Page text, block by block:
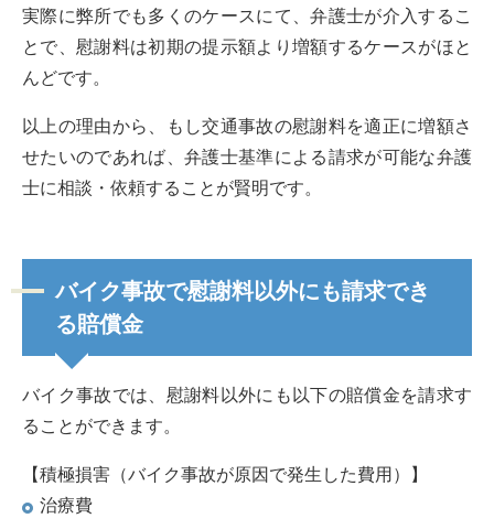
実際に弊所でも多くのケースにて、弁護士が介入するこ
とで、慰謝料は初期の提示額より増額するケースがほと
んどです。
以上の理由から、もし交通事故の慰謝料を適正に増額さ
せたいのであれば、弁護士基準による請求が可能な弁護
士に相談・依頼することが賢明です。
バイク事故で慰謝料以外にも請求でき
る賠償金
バイク事故では、慰謝料以外にも以下の賠償金を請求す
ることができます。
【積極損害（バイク事故が原因で発生した費用）】
治療費